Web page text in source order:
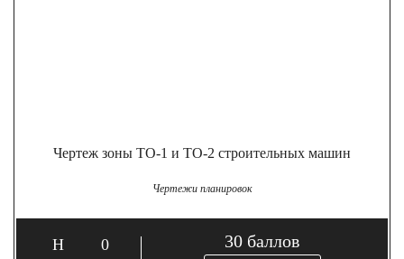
Чертеж зоны ТО-1 и ТО-2 строительных машин
Чертежи планировок
0
30 баллов